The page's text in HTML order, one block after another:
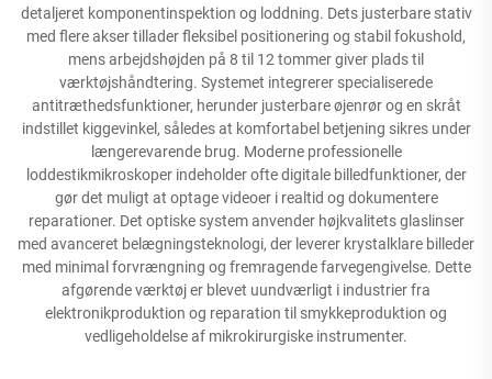
detaljeret komponentinspektion og loddning. Dets justerbare stativ
med flere akser tillader fleksibel positionering og stabil fokushold,
mens arbejdshøjden på 8 til 12 tommer giver plads til
værktøjshåndtering. Systemet integrerer specialiserede
antitræthedsfunktioner, herunder justerbare øjenrør og en skråt
indstillet kiggevinkel, således at komfortabel betjening sikres under
længerevarende brug. Moderne professionelle
loddestikmikroskoper indeholder ofte digitale billedfunktioner, der
gør det muligt at optage videoer i realtid og dokumentere
reparationer. Det optiske system anvender højkvalitets glaslinser
med avanceret belægningsteknologi, der leverer krystalklare billeder
med minimal forvrængning og fremragende farvegengivelse. Dette
afgørende værktøj er blevet uundværligt i industrier fra
elektronikproduktion og reparation til smykkeproduktion og
vedligeholdelse af mikrokirurgiske instrumenter.